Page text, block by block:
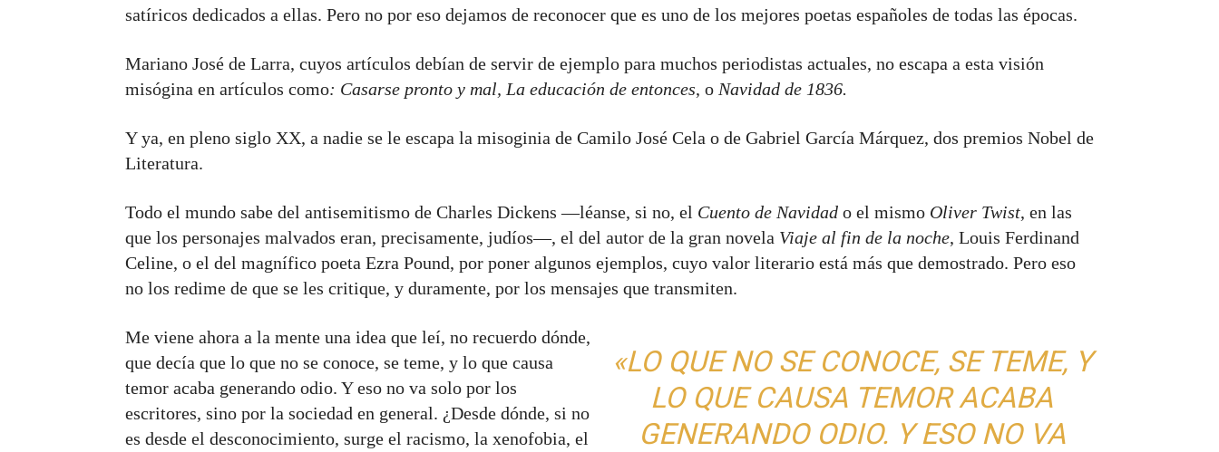
satíricos dedicados a ellas. Pero no por eso dejamos de reconocer que es uno de los mejores poetas españoles de todas las épocas.
Mariano José de Larra, cuyos artículos debían de servir de ejemplo para muchos periodistas actuales, no escapa a esta visión
misógina en artículos como: Casarse pronto y mal, La educación de entonces, o Navidad de 1836.
Y ya, en pleno siglo XX, a nadie se le escapa la misoginia de Camilo José Cela o de Gabriel García Márquez, dos premios Nobel de
Literatura.
Todo el mundo sabe del antisemitismo de Charles Dickens —léanse, si no, el Cuento de Navidad o el mismo Oliver Twist, en las
que los personajes malvados eran, precisamente, judíos—, el del autor de la gran novela Viaje al fin de la noche, Louis Ferdinand
Celine, o el del magnífico poeta Ezra Pound, por poner algunos ejemplos, cuyo valor literario está más que demostrado. Pero eso
no los redime de que se les critique, y duramente, por los mensajes que transmiten.
«LO QUE NO SE CONOCE, SE TEME, Y
LO QUE CAUSA TEMOR ACABA
GENERANDO ODIO. Y ESO NO VA
Me viene ahora a la mente una idea que leí, no recuerdo dónde,
que decía que lo que no se conoce, se teme, y lo que causa
temor acaba generando odio. Y eso no va solo por los
escritores, sino por la sociedad en general. ¿Desde dónde, si no
es desde el desconocimiento, surge el racismo, la xenofobia, el